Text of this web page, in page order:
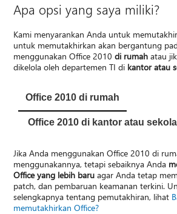
Apa opsi yang saya miliki?
Kami menyarankan Anda untuk
untuk memutakhirkan akan bergantung
menggunakan Office 2010di rumah atau
dikelola oleh departemen TI di kantor atau
Office 2010 di rumah
Office 2010 di kantor atau
Jika Anda menggunakan Office 2010 di
menggunakannya, tetapi sebaiknya Anda
Office yang lebih baru agar Anda tetap
patch, dan pembaruan keamanan terkini.
selengkapnya tentang pemutakhiran, lihat
memutakhirkan Office?